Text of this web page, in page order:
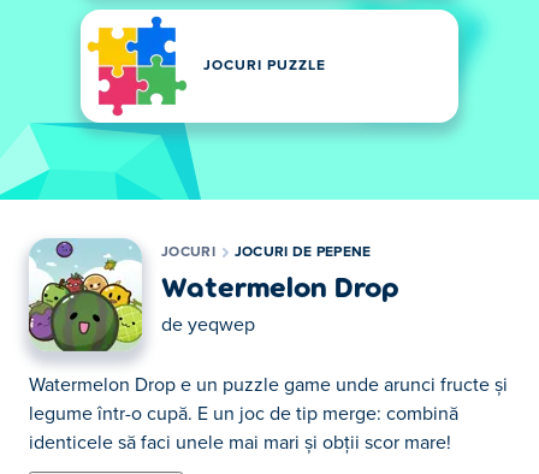
JOCURI PUZZLE
JOCURI JOCURI DE PEPENE
Watermelon Drop
de yeqwep
Watermelon Drop e un puzzle game unde arunci fructe și
legume într-o cupă. E un joc de tip merge: combină
identicele să faci unele mai mari și obții scor mare!